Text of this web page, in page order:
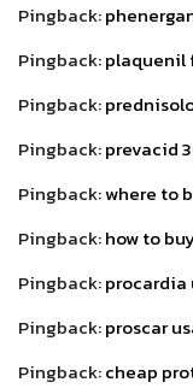
Pingback:
Pingback:plaquenil
Pingback:
Pingback:prevacid
Pingback:where to
Pingback:how to
Pingback:
Pingback:proscar
Pingback:cheap